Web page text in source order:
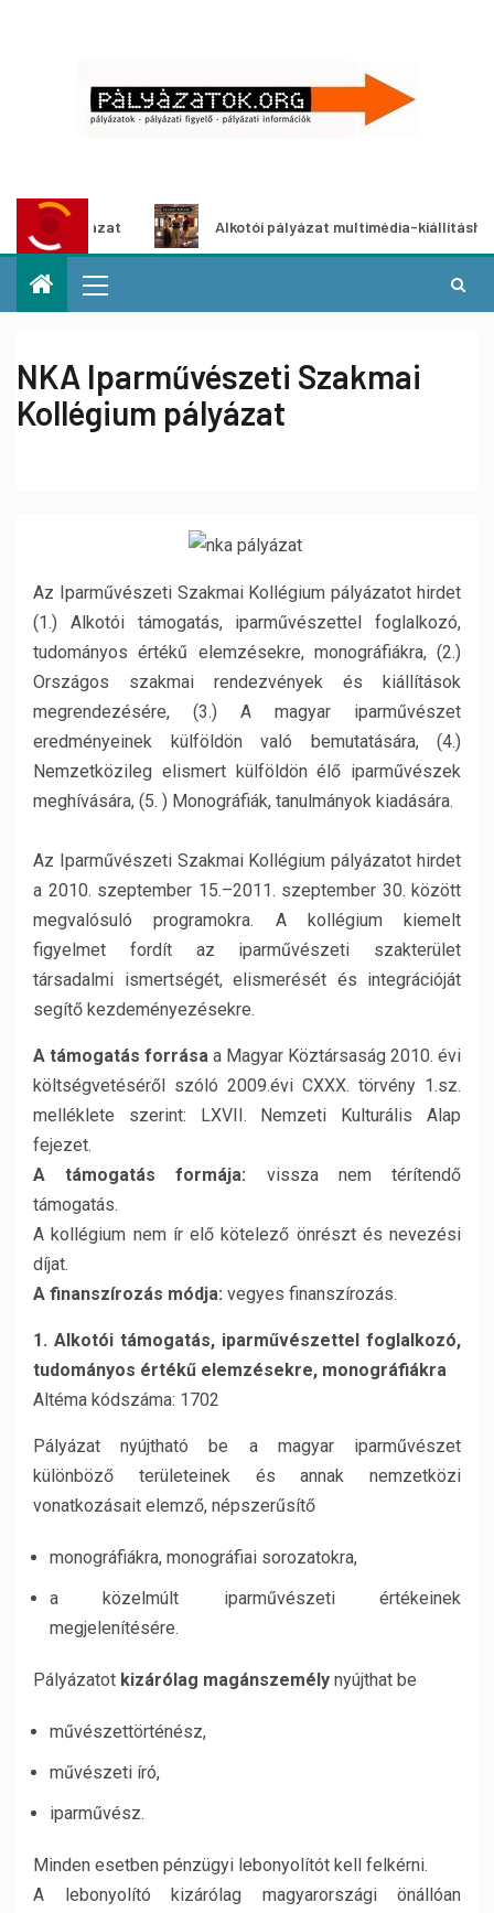
Alkotói pályázat multimédia-kiállításhoz
NKA Iparművészeti Szakmai
Kollégium pályázat
Az Iparművészeti Szakmai Kollégium pályázatot hirdet
(1.) Alkotói támogatás, iparművészettel foglalkozó,
tudományos értékű elemzésekre, monográfiákra, (2.)
Országos szakmai rendezvények és kiállítások
megrendezésére, (3.) A magyar iparművészet
eredményeinek külföldön való bemutatására, (4.)
Nemzetközileg elismert külföldön élő iparművészek
meghívására, (5. ) Monográfiák, tanulmányok kiadására.
Az Iparművészeti Szakmai Kollégium pályázatot hirdet
a 2010. szeptember 15.–2011. szeptember 30. között
megvalósuló programokra. A kollégium kiemelt
figyelmet fordít az iparművészeti szakterület
társadalmi ismertségét, elismerését és integrációját
segítő kezdeményezésekre.
A támogatás forrása a Magyar Köztársaság 2010. évi
költségvetéséről szóló 2009.évi CXXX. törvény 1.sz.
melléklete szerint: LXVII. Nemzeti Kulturális Alap
fejezet.
A támogatás formája: vissza nem térítendő
támogatás.
A kollégium nem ír elő kötelező önrészt és nevezési
díjat.
A finanszírozás módja: vegyes finanszírozás.
1. Alkotói támogatás, iparművészettel foglalkozó,
tudományos értékű elemzésekre, monográfiákra
Altéma kódszáma: 1702
Pályázat nyújtható be a magyar iparművészet
különböző területeinek és annak nemzetközi
vonatkozásait elemző, népszerűsítő
monográfiákra, monográfiai sorozatokra,
a közelmúlt iparművészeti értékeinek
megjelenítésére.
Pályázatot kizárólag magánszemély nyújthat be
művészettörténész,
művészeti író,
iparművész.
Minden esetben pénzügyi lebonyolítót kell felkérni.
A lebonyolító kizárólag magyarországi önállóan